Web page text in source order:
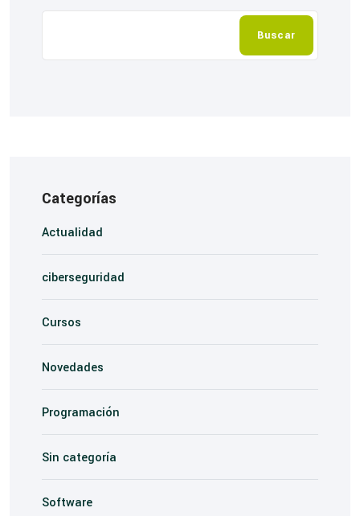
Buscar
Categorías
Actualidad
ciberseguridad
Cursos
Novedades
Programación
Sin categoría
Software